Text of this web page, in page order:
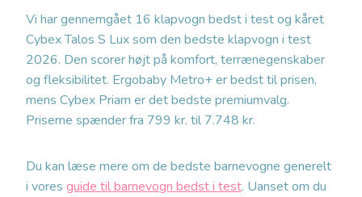
Vi har gennemgået 16 klapvogn bedst i test og kåret
Cybex Talos S Lux som den bedste klapvogn i test
2026. Den scorer højt på komfort, terrænegenskaber
og fleksibilitet. Ergobaby Metro+ er bedst til prisen,
mens Cybex Priam er det bedste premiumvalg.
Priserne spænder fra 799 kr. til 7.748 kr.
Du kan læse mere om de bedste barnevogne generelt
i vores guide til barnevogn bedst i test. Uanset om du